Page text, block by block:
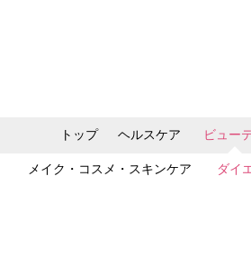
トップ ヘルスケア ビュー
メイク・コスメ・スキンケア ダイ